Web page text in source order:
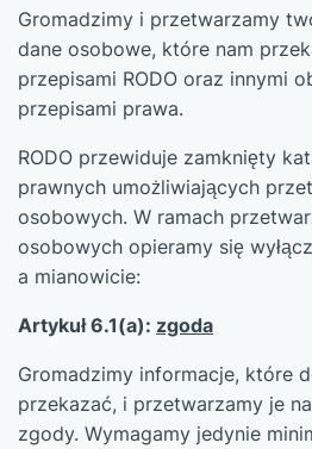
Gromadzimy i przetwarzamy
dane osobowe, które nam
przepisami RODO oraz innymi
przepisami prawa.
RODO przewiduje zamknięty
prawnych umożliwiających
osobowych. W ramach
osobowych opieramy się
a mianowicie:
Artykuł 6.1(a): zgoda
Gromadzimy informacje, które
przekazać, i przetwarzamy je
zgody. Wymagamy jedynie